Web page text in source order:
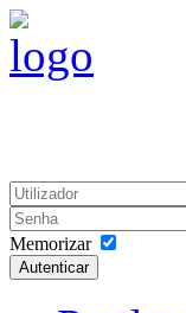
Memorizar
Autenticar